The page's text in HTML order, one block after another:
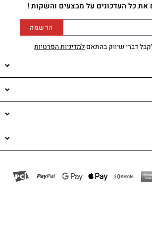
את כל העדכונים על מבצעים והשקות !
דברי שיווק בהתאםלמדיניות הפרטיות
הרשמה